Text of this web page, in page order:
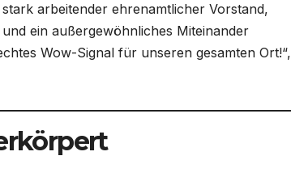
arbeitender ehrenamtlicher Vorstand,
ein außergewöhnliches Miteinander
Wow-Signal für unseren gesamten Ort!“,